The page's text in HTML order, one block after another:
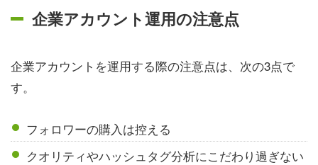
企業アカウント運用の注意点
企業アカウントを運用する際の注意点は、次の3点で
す。
フォロワーの購入は控える
クオリティやハッシュタグ分析にこだわり過ぎない